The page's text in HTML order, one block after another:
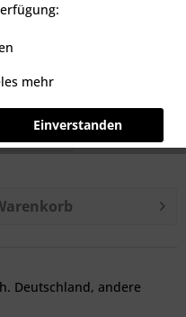
Erwachsene
Deutschland, andere
mehr
Einverstanden